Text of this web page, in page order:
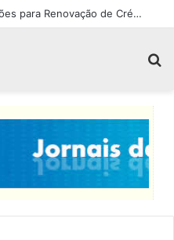
Empreender PB abre inscrições para Renovação de Crédito